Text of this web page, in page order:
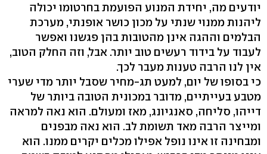
יודעים מה, יחידת המנוע הפועמת בחרטומו יכולה
ליהנות ממנוי שנתי על מכון כושר אופנתי, מערכת
הבלמים וההגה אינן מהטובות בהן פגשנו ואפשר
לעבוד על בידוד רעשים טוב יותר. אבל, וזה החלק הטוב,
אין לנו הרבה טענות מעבר לכך.
כי בסופו של יום, למעט תג-מחיר שסבל יותר מדי שערי
מטבע בעייתיים, מדובר במכונית הטובה ביותר של
דייהו, סליחה, סאנגיונג, מאז ומעולם. הוא נאה למראה
ומייצר הרבה מאד תשומת לב. הוא נאה מבפנים
ומבחינה זו אינו נופל אפילו מכלים יקרים ממנו. הוא